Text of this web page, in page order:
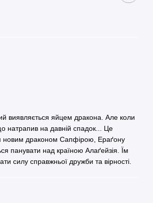
виявляється яйцем дракона. Але коли
натрапив на давній спадок... Це
новим драконом Сапфірою, Ераґону
панувати над країною Алаґейзія. Їм
силу справжньої дружби та вірності.